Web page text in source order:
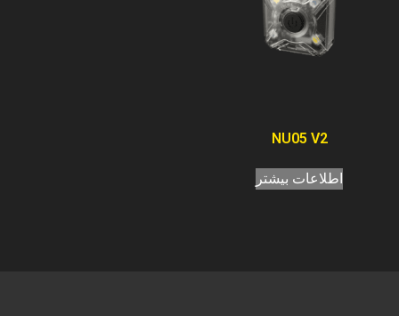
NU05 V2
اطلاعات بیشتر